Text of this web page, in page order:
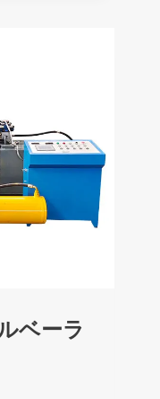
ベーラ